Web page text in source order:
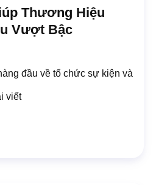
Thương Hiệu
Vượt Bậc
đầu về tổ chức sự kiện và
viết